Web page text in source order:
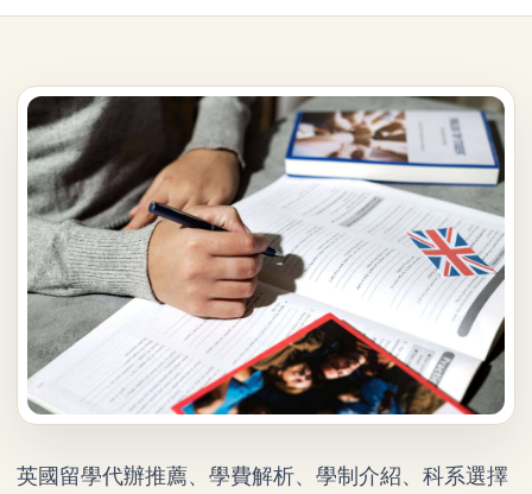
英國留學代辦推薦、學費解析、學制介紹、科系選擇